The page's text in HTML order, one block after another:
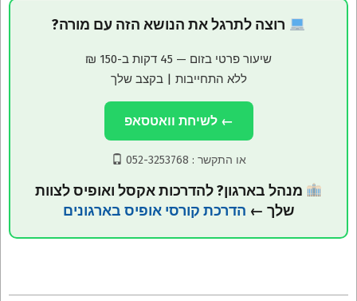
רוצה לתרגל את הנושא הזה עם מורה?
שיעור פרטי בזום — 45 דקות ב-150 ₪
ללא התחייבות | בקצב שלך
← לשיחת וואטסאפ
או התקשר : 052-3253768
מנהל בארגון? להדרכות אקסל ואופיס לצוות
שלך ← הדרכת קורסי אופיס בארגונים